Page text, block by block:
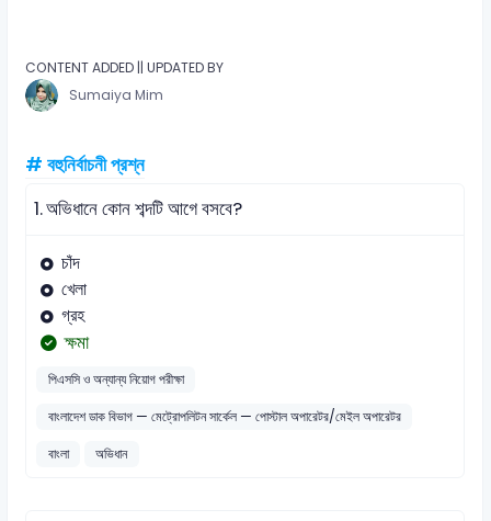
CONTENT ADDED || UPDATED BY
Sumaiya Mim
# বহুনির্বাচনী প্রশ্ন
1.অভিধানে কোন শব্দটি আগে বসবে?
চাঁদ
খেলা
গ্রহ
ক্ষমা
পিএসসি ও অন্যান্য নিয়োগ পরীক্ষা
বাংলাদেশ ডাক বিভাগ — মেট্রোপলিটন সার্কেল — পোস্টাল অপারেটর/মেইল অপারেটর
বাংলা
অভিধান